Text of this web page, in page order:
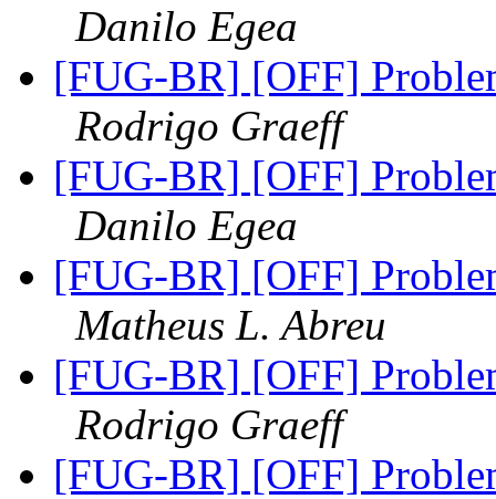
Danilo Egea
[FUG-BR] [OFF]
Rodrigo Graeff
[FUG-BR] [OFF]
Danilo Egea
[FUG-BR] [OFF]
Matheus L. Abreu
[FUG-BR] [OFF]
Rodrigo Graeff
[FUG-BR] [OFF]